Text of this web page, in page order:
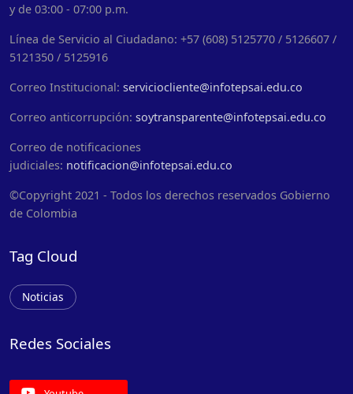
y de 03:00 - 07:00 p.m.
Línea de Servicio al Ciudadano: +57 (608) 5125770 / 5126607 /
5121350 / 5125916
Correo Institucional: serviciocliente@infotepsai.edu.co
Correo anticorrupción: soytransparente@infotepsai.edu.co
Correo de notificaciones
judiciales: notificacion@infotepsai.edu.co
©Copyright 2021 - Todos los derechos reservados Gobierno
de Colombia
Tag Cloud
Noticias
Redes Sociales